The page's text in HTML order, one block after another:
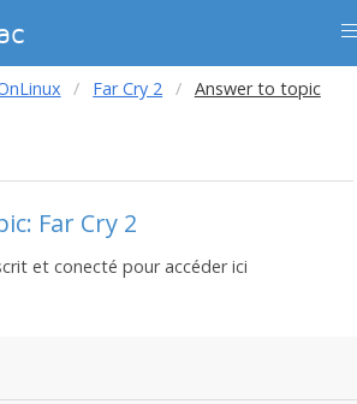
Far Cry 2 Answer to topic
Far Cry 2
et conecté pour accéder ici